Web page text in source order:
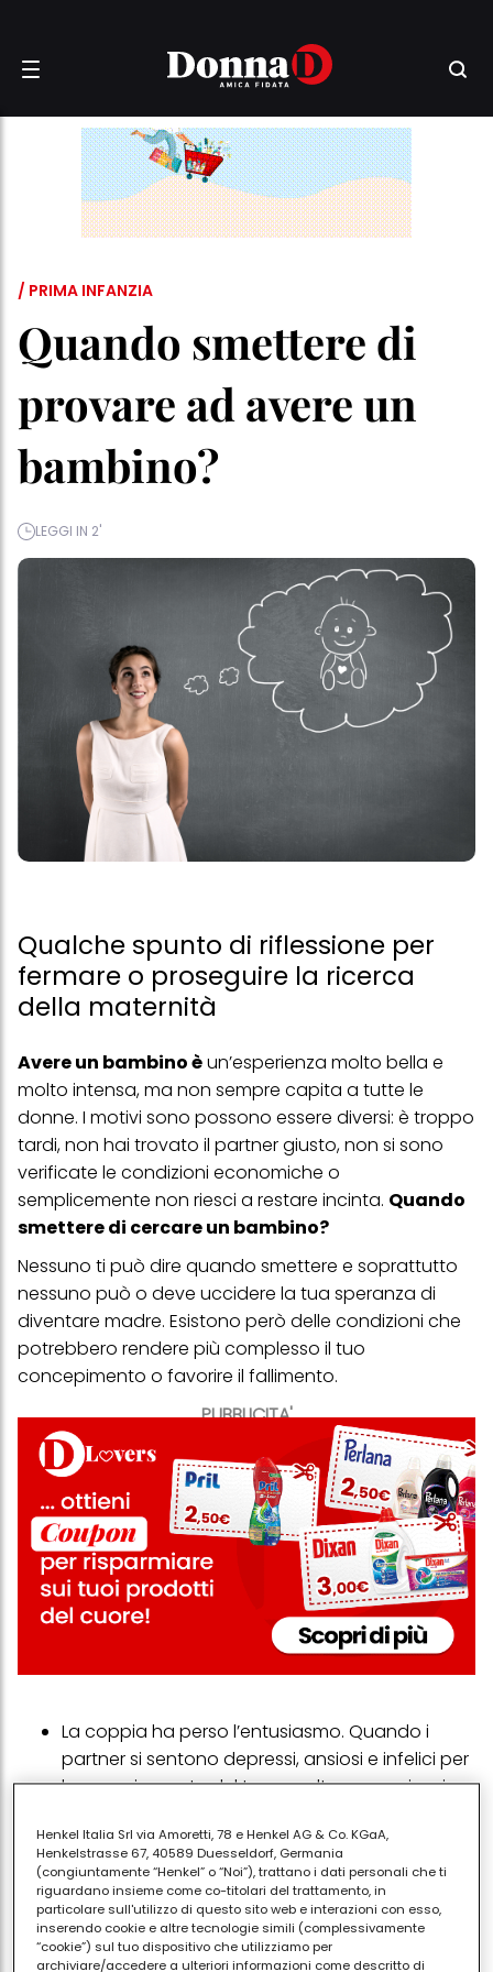
/ PRIMA INFANZIA
Quando smettere di
provare ad avere un
bambino?
LEGGI IN 2'
Qualche spunto di riflessione per
fermare o proseguire la ricerca
della maternità
PUBBLICITA'
Avere un bambino èun’esperienza molto bella e
molto intensa, ma non sempre capita a tutte le
donne. I motivi sono possono essere diversi: è troppo
tardi, non hai trovato il partner giusto, non si sono
verificate le condizioni economiche o
semplicemente non riesci a restare incinta. Quando
smettere di cercare un bambino?
Nessuno ti può dire quando smettere e soprattutto
nessuno può o deve uccidere la tua speranza di
diventare madre. Esistono però delle condizioni che
potrebbero rendere più complesso il tuo
concepimento o favorire il fallimento.
La coppia ha perso l’entusiasmo. Quando i
partner si sentono depressi, ansiosi e infelici per
la maggior parte del tempo oltre a non riuscire
il divorzio.
Non fai nulla di concreto per cambiare le cose.
Continui a parlare di quanto desideri avere un
bambino, ma non cerchi cliniche per la fertilità e
non consulti specialisti.
Henkel Italia Srl via Amoretti, 78 e Henkel AG & Co. KGaA,
Henkelstrasse 67, 40589 Duesseldorf, Germania
(congiuntamente “Henkel” o “Noi”), trattano i dati personali che ti
riguardano insieme come co-titolari del trattamento, in
particolare sull'utilizzo di questo sito web e interazioni con esso,
inserendo cookie e altre tecnologie simili (complessivamente
“cookie”) sul tuo dispositivo che utilizziamo per
archiviare/accedere a ulteriori informazioni come descritto di